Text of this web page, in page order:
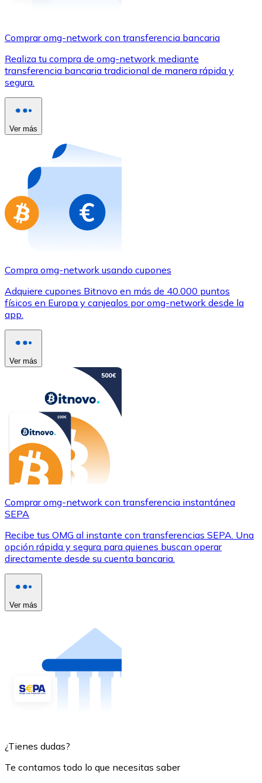
Utiliza tarjetas Visa y Mastercard para comprar
Comprar con tarjeta
Tienda - Tarjetas regalo
Nuevo
Compra tarjetas regalo de tus marcas favoritas con
Ir a la tienda de tarjetas regalo
Comprar omg-network con transferencia bancaria
Realiza tu compra de omg-network mediante
transferencia bancaria tradicional de manera rápida y
segura.
Ver más
Compra omg-network usando cupones
Adquiere cupones Bitnovo en más de 40.000 puntos
físicos en Europa y canjealos por omg-network desde la
app.
Ver más
Comprar omg-network con transferencia instantánea
SEPA
Recibe tus OMG al instante con transferencias SEPA. Una
opción rápida y segura para quienes buscan operar
directamente desde su cuenta bancaria.
Ver más
¿Tienes dudas?
Te contamos todo lo que necesitas saber